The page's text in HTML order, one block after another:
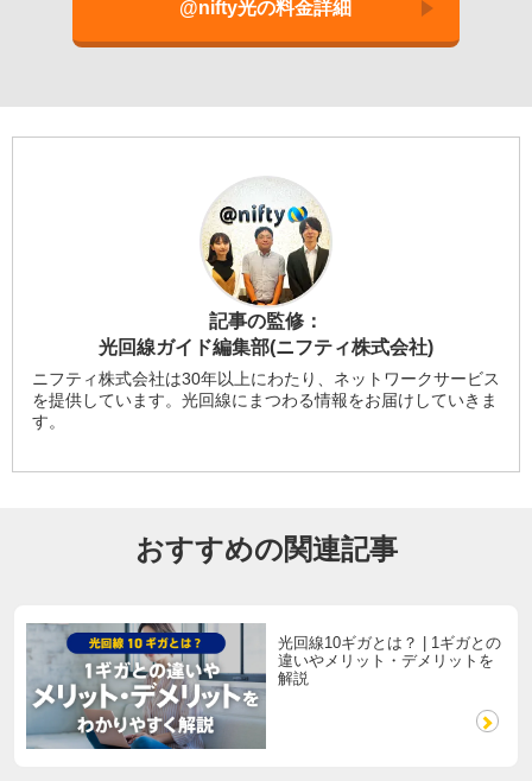
@nifty光の料金詳細
記事の監修：
光回線ガイド編集部(ニフティ株式会社)
ニフティ株式会社は30年以上にわたり、ネットワークサービス
を提供しています。光回線にまつわる情報をお届けしていきま
す。
おすすめの関連記事
光回線10ギガとは？ | 1ギガとの
違いやメリット・デメリットを
解説